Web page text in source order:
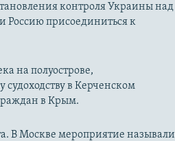
контроля Украины над
Россию присоединиться к
на полуострове,
в Керченском
в Крым.
В Москве мероприятие называли